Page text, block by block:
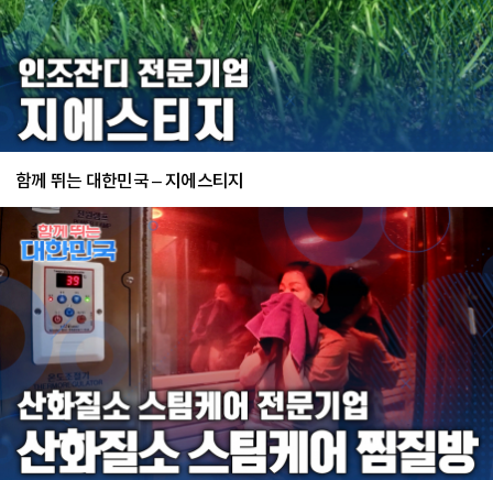
함께 뛰는 대한민국 – 지에스티지